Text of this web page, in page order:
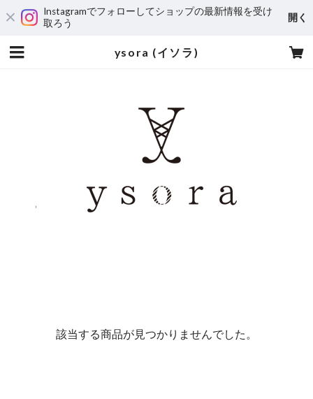
Instagramでフォローしてショップの最新情報を受け
取ろう
開く
ysora (イソラ)
該当する商品が見つかりませんでした。